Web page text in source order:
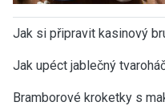
Jak si připravit kasinový
Jak upéct jablečný
Bramborové kroketky s